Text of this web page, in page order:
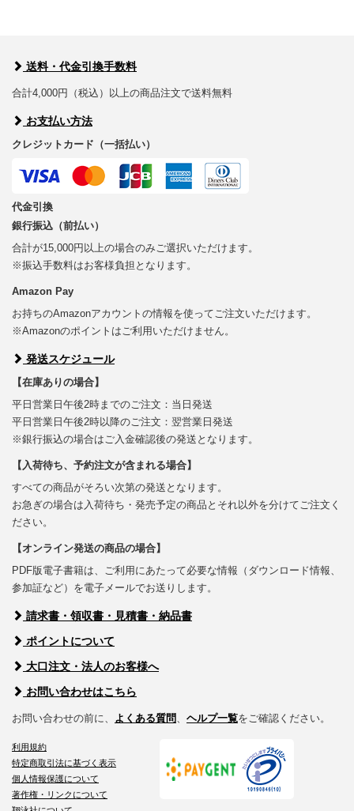
送料・代金引換手数料
合計4,000円（税込）以上の商品注文で送料無料
お支払い方法
クレジットカード（一括払い）
代金引換
銀行振込（前払い）
合計が15,000円以上の場合のみご選択いただけます。
※振込手数料はお客様負担となります。
Amazon Pay
お持ちのAmazonアカウントの情報を使ってご注文いただけます。
※Amazonのポイントはご利用いただけません。
発送スケジュール
【在庫ありの場合】
平日営業日午後2時までのご注文：当日発送
平日営業日午後2時以降のご注文：翌営業日発送
※銀行振込の場合はご入金確認後の発送となります。
【入荷待ち、予約注文が含まれる場合】
すべての商品がそろい次第の発送となります。
お急ぎの場合は入荷待ち・発売予定の商品とそれ以外を分けてご注文く
ださい。
【オンライン発送の商品の場合】
PDF版電子書籍は、ご利用にあたって必要な情報（ダウンロード情報、
参加証など）を電子メールでお送りします。
請求書・領収書・見積書・納品書
ポイントについて
大口注文・法人のお客様へ
お問い合わせはこちら
お問い合わせの前に、 よくある質問 ヘルプ一覧をご確認ください。
利用規約
特定商取引法に基づく表示
個人情報保護について
著作権・リンクについて